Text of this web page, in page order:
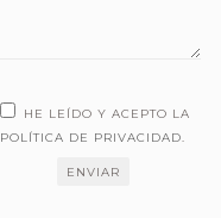
HE LEÍDO Y ACEPTO LA
POLÍTICA DE PRIVACIDAD.